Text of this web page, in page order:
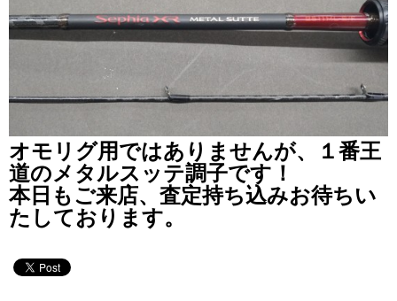
オモリグ用ではありませんが、１番王
道のメタルスッテ調子です！
本日もご来店、査定持ち込みお待ちい
たしております。